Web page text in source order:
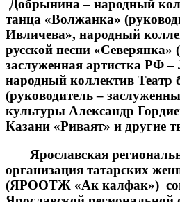
Добрынина – народный
танца «Волжанка»
Ивличева», народный
русской песни «Северянка»
заслуженная артистка РФ
народный коллектив Театр
(руководитель –
культуры Александр
Казани «Риваят» и другие
Ярославская
организация татарских
(ЯРООТЖ «Ак калфак»)